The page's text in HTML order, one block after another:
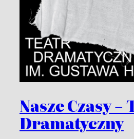
Nasze Czasy –
Dramatyczny